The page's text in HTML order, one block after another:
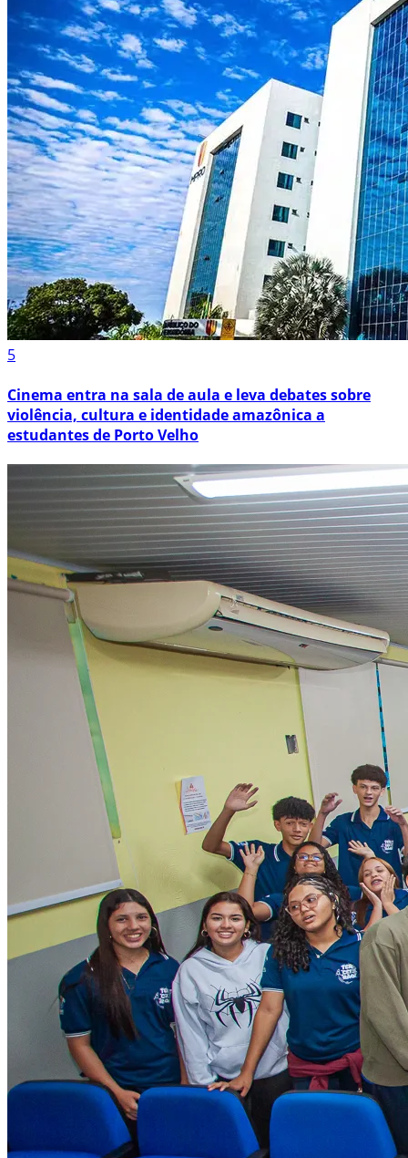
5
Cinema entra na sala de aula e leva debates sobre
violência, cultura e identidade amazônica a
estudantes de Porto Velho